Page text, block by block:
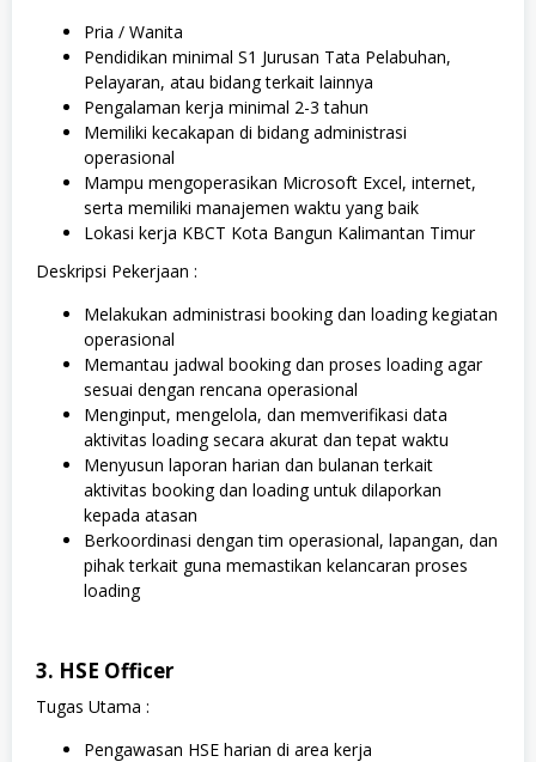
Pria / Wanita
Pendidikan minimal S1 Jurusan Tata Pelabuhan,
Pelayaran, atau bidang terkait lainnya
Pengalaman kerja minimal 2-3 tahun
Memiliki kecakapan di bidang administrasi
operasional
Mampu mengoperasikan Microsoft Excel, internet,
serta memiliki manajemen waktu yang baik
Lokasi kerja KBCT Kota Bangun Kalimantan Timur
Deskripsi Pekerjaan :
Melakukan administrasi booking dan loading kegiatan
operasional
Memantau jadwal booking dan proses loading agar
sesuai dengan rencana operasional
Menginput, mengelola, dan memverifikasi data
aktivitas loading secara akurat dan tepat waktu
Menyusun laporan harian dan bulanan terkait
aktivitas booking dan loading untuk dilaporkan
kepada atasan
Berkoordinasi dengan tim operasional, lapangan, dan
pihak terkait guna memastikan kelancaran proses
loading
3. HSE Officer
Tugas Utama :
Pengawasan HSE harian di area kerja